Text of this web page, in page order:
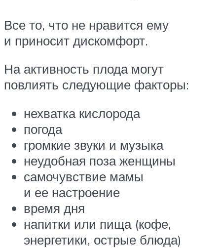
Все то, что не нравится ему
и приносит дискомфорт.
На активность плода могут
повлиять следующие факторы:
нехватка кислорода
погода
громкие звуки и музыка
неудобная поза женщины
самочувствие мамы
и ее настроение
время дня
напитки или пища (кофе,
энергетики, острые блюда)